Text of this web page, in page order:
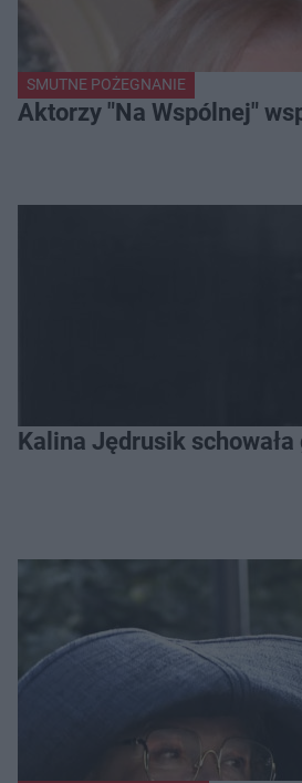
SMUTNE POŻEGNANIE
Aktorzy "Na Wspólnej"
Kalina Jędrusik